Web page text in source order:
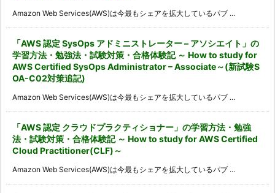
Amazon Web Services(AWS)は今最もシェアを拡大しているパブ ...
「AWS 認定 SysOps アドミニストレーター – アソシエイト」の
学習方法・勉強法・試験対策・合格体験記 ～ How to study for
AWS Certified SysOps Administrator – Associate～(新試験S
OA-C02対策追記)
Amazon Web Services(AWS)は今最もシェアを拡大しているパブ ...
「AWS 認定 クラウドプラクティショナー」の学習方法・勉強
法・試験対策・合格体験記 ～ How to study for AWS Certified
Cloud Practitioner(CLF)～
Amazon Web Services(AWS)は今最もシェアを拡大しているパブ ...